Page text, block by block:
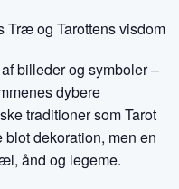
Træ og Tarottens visdom
billeder og symboler –
dybere
traditioner som Tarot
dekoration, men en
ånd og legeme.